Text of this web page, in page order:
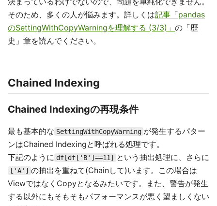
そのため、多くの人が悩みます。詳しくは記事「pandas
のSettingWithCopyWarningを理解する (3/3)」 の「歴
史」章を読んでください。
Chained Indexing
Chained Indexingの再現条件
最も基本的な SettingWithCopyWarning が発生するパター
ンはChained Indexingと呼ばれる処理です。
下記のように df[df['B']==11] という抽出処理に、さらに
['A'] の抽出を重ねて(Chainして)います。この場合は
ViewではなくCopyとなるみたいです。また、警告が発生
する以外にもそもそもパフォーマンスが悪く望ましくない